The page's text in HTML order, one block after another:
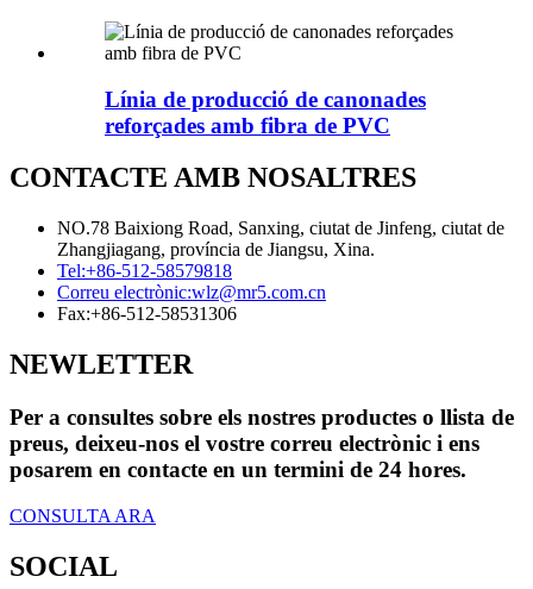
Línia de producció de canonades
reforçades amb fibra de PVC
CONTACTE AMB NOSALTRES
NO.78 Baixiong Road, Sanxing, ciutat de Jinfeng, ciutat de
Zhangjiagang, província de Jiangsu, Xina.
Tel:+86-512-58579818
Correu electrònic:wlz@mr5.com.cn
Fax:+86-512-58531306
NEWLETTER
Per a consultes sobre els nostres productes o llista de
preus, deixeu-nos el vostre correu electrònic i ens
posarem en contacte en un termini de 24 hores.
CONSULTA ARA
SOCIAL